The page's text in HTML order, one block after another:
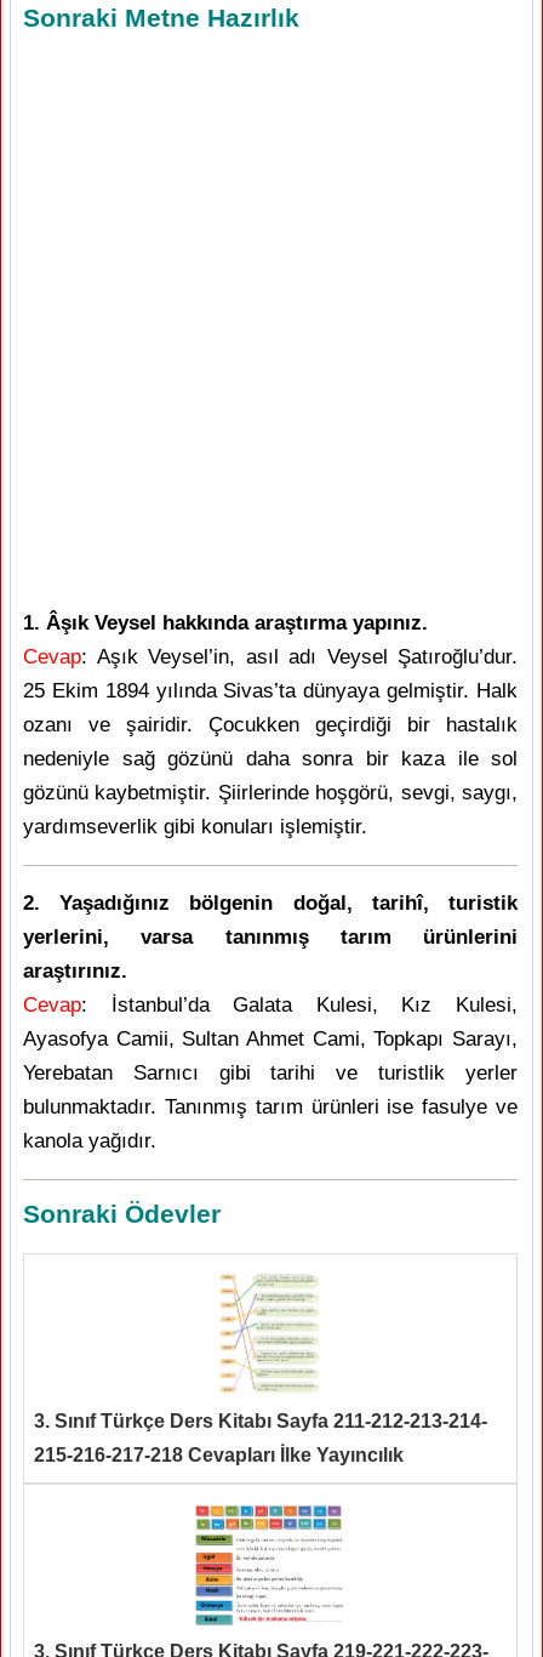
Sonraki Metne Hazırlık
1. Âşık Veysel hakkında araştırma yapınız.
Cevap: Aşık Veysel’in, asıl adı Veysel Şatıroğlu’dur.
25 Ekim 1894 yılında Sivas’ta dünyaya gelmiştir. Halk
ozanı ve şairidir. Çocukken geçirdiği bir hastalık
nedeniyle sağ gözünü daha sonra bir kaza ile sol
gözünü kaybetmiştir. Şiirlerinde hoşgörü, sevgi, saygı,
yardımseverlik gibi konuları işlemiştir.
2. Yaşadığınız bölgenin doğal, tarihî, turistik
yerlerini, varsa tanınmış tarım ürünlerini
araştırınız.
Cevap: İstanbul’da Galata Kulesi, Kız Kulesi,
Ayasofya Camii, Sultan Ahmet Cami, Topkapı Sarayı,
Yerebatan Sarnıcı gibi tarihi ve turistlik yerler
bulunmaktadır. Tanınmış tarım ürünleri ise fasulye ve
kanola yağıdır.
Sonraki Ödevler
3. Sınıf Türkçe Ders Kitabı Sayfa 211-212-213-214-
215-216-217-218 Cevapları İlke Yayıncılık
3. Sınıf Türkçe Ders Kitabı Sayfa 219-221-222-223-